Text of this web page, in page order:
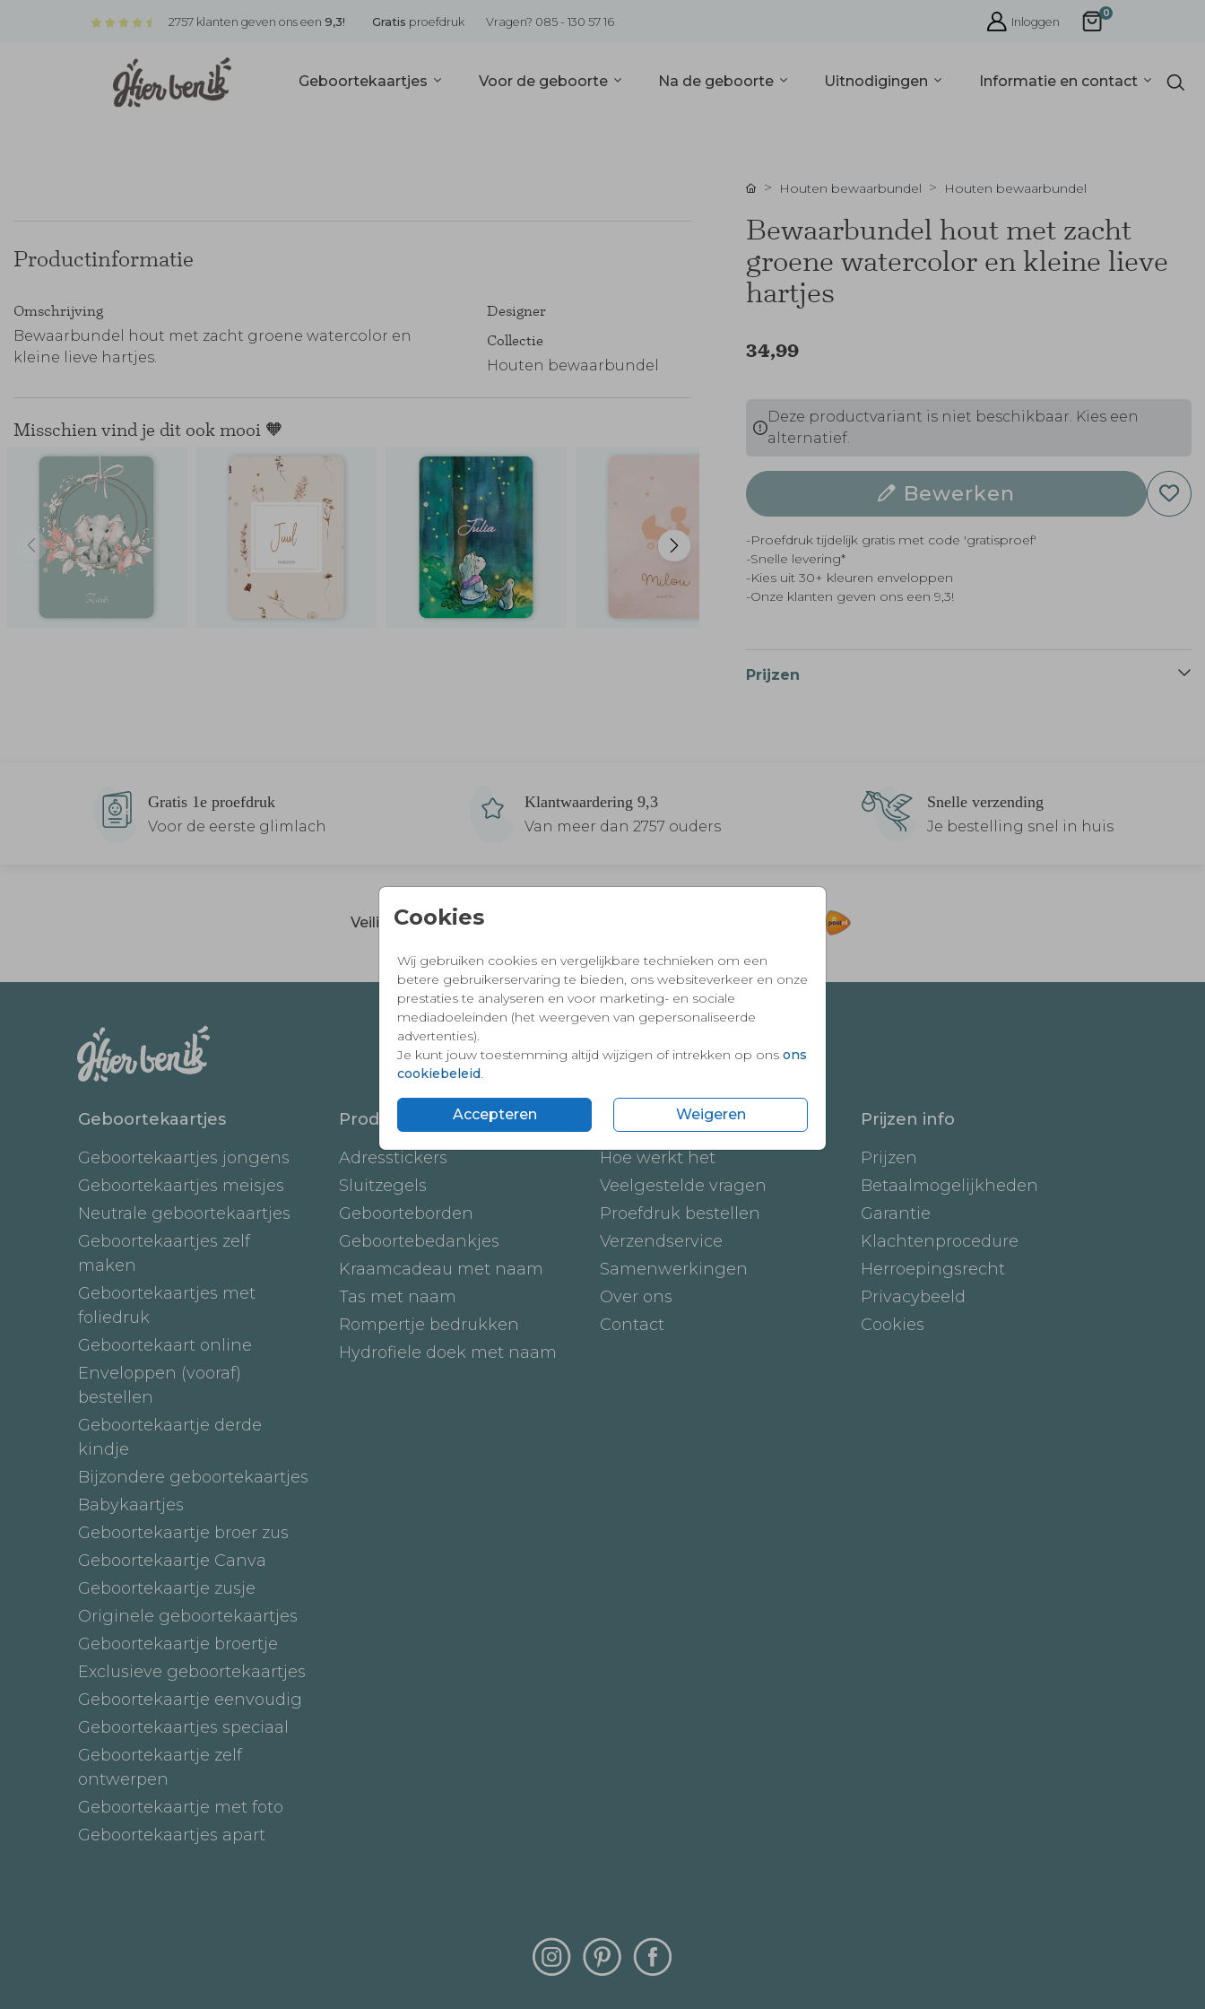
2757 klanten geven ons een 9,3! Gratis proefdruk Vragen? 085 - 130 57 16 Inloggen
0
Geboortekaartjes Voor de geboorte Na de geboorte Uitnodigingen Informatie en contact
Cookies
Wij gebruiken cookies en vergelijkbare technieken om een
betere gebruikerservaring te bieden, ons websiteverkeer en onze
prestaties te analyseren en voor marketing- en sociale
mediadoeleinden (het weergeven van gepersonaliseerde
advertenties).
Je kunt jouw toestemming altijd wijzigen of intrekken op ons ons
cookiebeleid.
Accepteren Weigeren
Productinformatie
Omschrijving
Bewaarbundel hout met zacht groene watercolor en
kleine lieve hartjes.
Designer
Collectie
Houten bewaarbundel
Misschien vind je dit ook mooi 🧡
Houten bewaarbundel Houten bewaarbundel
Bewaarbundel hout met zacht
groene watercolor en kleine lieve
hartjes
34,99
Deze productvariant is niet beschikbaar. Kies een
alternatief.
Bewerken
-Proefdruk tijdelijk gratis met code 'gratisproef'
-Snelle levering*
-Kies uit 30+ kleuren enveloppen
-Onze klanten geven ons een 9,3!
Prijzen
Gratis 1e proefdruk
Voor de eerste glimlach
Klantwaardering 9,3
Van meer dan 2757 ouders
Snelle verzending
Je bestelling snel in huis
Veilig en vertrouwd winkelen en betalen
Geboortekaartjes
Geboortekaartjes jongens
Geboortekaartjes meisjes
Neutrale geboortekaartjes
Geboortekaartjes zelf
maken
Geboortekaartjes met
foliedruk
Geboortekaart online
Enveloppen (vooraf)
bestellen
Geboortekaartje derde
kindje
Bijzondere geboortekaartjes
Babykaartjes
Geboortekaartje broer zus
Geboortekaartje Canva
Geboortekaartje zusje
Originele geboortekaartjes
Geboortekaartje broertje
Exclusieve geboortekaartjes
Geboortekaartje eenvoudig
Geboortekaartjes speciaal
Geboortekaartje zelf
ontwerpen
Geboortekaartje met foto
Geboortekaartjes apart
Producten
Adresstickers
Sluitzegels
Geboorteborden
Geboortebedankjes
Kraamcadeau met naam
Tas met naam
Rompertje bedrukken
Hydrofiele doek met naam
Onze service
Hoe werkt het
Veelgestelde vragen
Proefdruk bestellen
Verzendservice
Samenwerkingen
Over ons
Contact
Prijzen info
Prijzen
Betaalmogelijkheden
Garantie
Klachtenprocedure
Herroepingsrecht
Privacybeeld
Cookies